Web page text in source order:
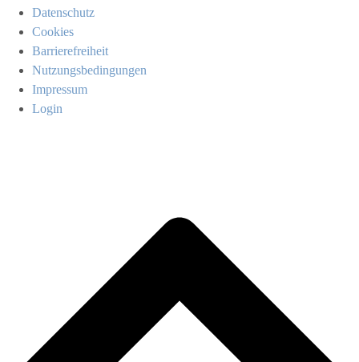
Datenschutz
Cookies
Barrierefreiheit
Nutzungsbedingungen
Impressum
Login